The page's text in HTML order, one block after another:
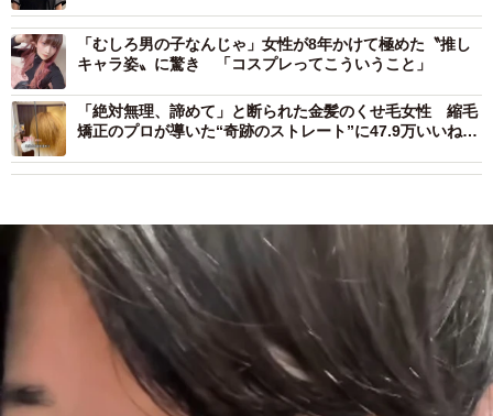
「むしろ男の子なんじゃ」女性が8年かけて極めた〝推し
キャラ姿〟に驚き 「コスプレってこういうこと」
「絶対無理、諦めて」と断られた金髪のくせ毛女性 縮毛
矯正のプロが導いた“奇跡のストレート”に47.9万いいねの